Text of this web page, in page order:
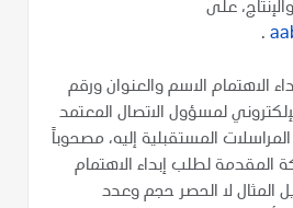
على
.
الاهتمام الاسم والعنوان ورقم
لمسؤول الاتصال المعتمد
المستقبلية إليه، مصحوباً
لطلب إبداء الاهتمام
لا الحصر حجم وعدد